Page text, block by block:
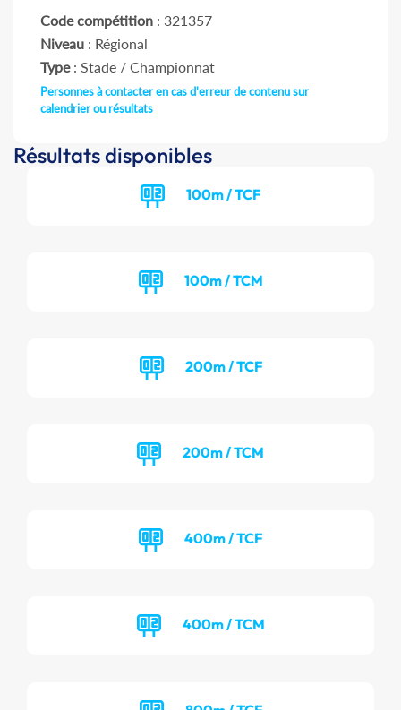
Code compétition : 321357
Niveau : Régional
Type: Stade / Championnat
Personnes à contacter en cas d'erreur de contenu sur
calendrier ou résultats
Résultats disponibles
100m / TCF
100m / TCM
200m / TCF
200m / TCM
400m / TCF
400m / TCM